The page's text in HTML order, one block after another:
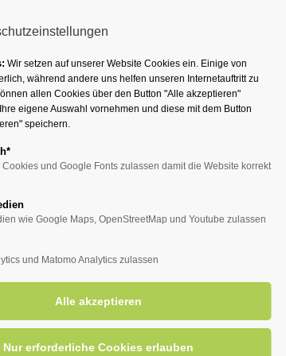
Übernachten Für Ihre
Stimme - singt
Wir setzen auf unserer Website Cookies ein. Einige von
während andere uns helfen unseren Internetauftritt zu
allen Cookies über den Button "Alle akzeptieren"
eigene Auswahl vornehmen und diese mit dem Button
speichern.
Cookies und Google Fonts zulassen damit die Website korrekt
wie Google Maps, OpenStreetMap und Youtube zulassen
und Matomo Analytics zulassen